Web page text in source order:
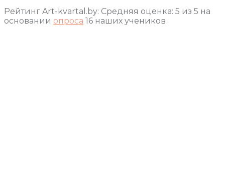
Рейтинг Art-kvartal.by: Средняя оценка: 5 из 5 на
основании опроса 16 наших учеников